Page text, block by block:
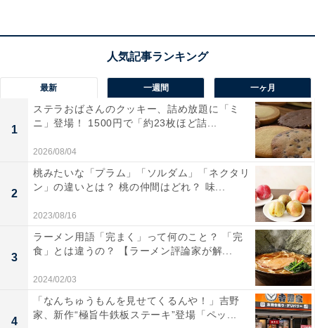
・ヤムヌアヤーン
：牛フィレ肉のサラダ トマト ミント
スパイシーなライムドレッシング
最新 一週間 一ヶ月
1
ステラおばさんのクッキー、詰め放題に「ミ
ニ」登場！ 1500円で「約23枚ほど詰...
2026/08/04
2
桃みたいな「プラム」「ソルダム」「ネクタリ
ン」の違いとは？ 桃の仲間はどれ？ 味...
2023/08/16
3
ラーメン用語「完まく」って何のこと？ 「完
食」とは違うの？ 【ラーメン評論家が解...
2024/02/03
4
「なんちゅうもんを見せてくるんや！」吉野
家、新作“極旨牛鉄板ステーキ”登場「ペッ...